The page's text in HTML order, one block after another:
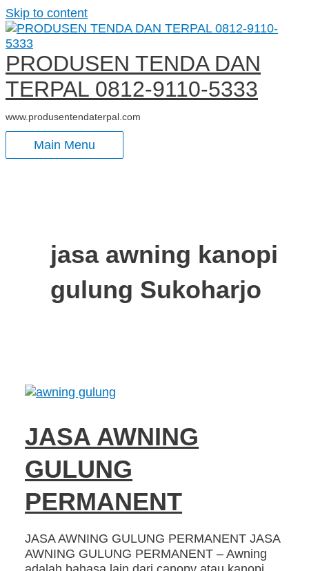
Skip to content
PRODUSEN TENDA DAN
TERPAL 0812-9110-5333
www.produsentendaterpal.com
Main Menu
jasa awning kanopi
gulung Sukoharjo
JASA AWNING
GULUNG
PERMANENT
JASA AWNING GULUNG PERMANENT JASA
AWNING GULUNG PERMANENT – Awning